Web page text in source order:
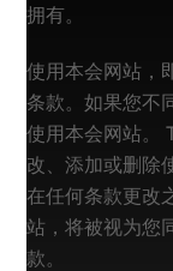
拥有。
使用本会网站，
条款。如果您不
使用本会网站。
改、添加或删除
在任何条款更改
站，将被视为您
款。